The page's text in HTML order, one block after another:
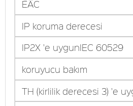
EAC
IP koruma derecesi
IP2X 'e uygunIEC 60529
koruyucu bakım
TH (kirlilik derecesi 3) 'e